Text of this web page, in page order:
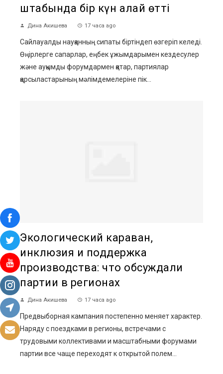
штабында бір күн қалай өтті
Дина Акишева 17 часа ago
Сайлауалды науқанның сипаты біртіндеп өзгеріп келеді.
Өңірлерге сапарлар, еңбек ұжымдарымен кездесулер
және ауқымды форумдармен қатар, партиялар
қарсыластарының мәлімдемелеріне пік...
Экологический караван,
инклюзия и поддержка
производства: что обсуждали
партии в регионах
Дина Акишева 17 часа ago
Предвыборная кампания постепенно меняет характер.
Наряду с поездками в регионы, встречами с
трудовыми коллективами и масштабными форумами
партии все чаще переходят к открытой полем...